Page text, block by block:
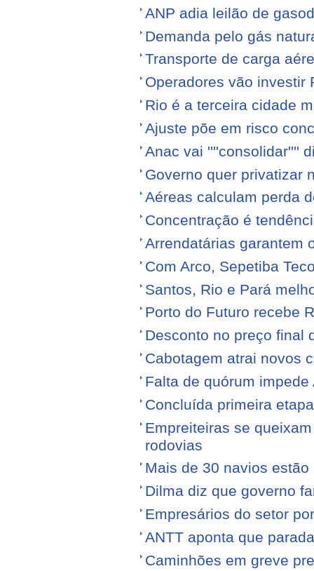
ANP adia leilão de
Demanda pelo gás
Transporte de carga
Operadores vão investir
Rio é a terceira cidade
Ajuste põe em risco
Anac vai ''''consolidar''''
Governo quer privatizar
Aéreas calculam perda
Concentração é
Arrendatárias garantem
Com Arco, Sepetiba
Santos, Rio e Pará
Porto do Futuro recebe
Desconto no preço final
Cabotagem atrai novos
Falta de quórum
Concluída primeira
Empreiteiras se
rodovias
Mais de 30 navios
Dilma diz que governo
Empresários do setor
ANTT aponta que
Caminhões em greve